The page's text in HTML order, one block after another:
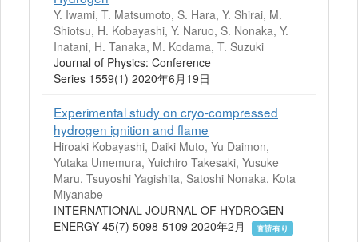
Y. Iwami, T. Matsumoto, S. Hara, Y. Shirai, M.
Shiotsu, H. Kobayashi, Y. Naruo, S. Nonaka, Y.
Inatani, H. Tanaka, M. Kodama, T. Suzuki
Journal of Physics: Conference
Series 1559(1) 2020年6月19日
Experimental study on cryo-compressed
hydrogen ignition and flame
Hiroaki Kobayashi, Daiki Muto, Yu Daimon,
Yutaka Umemura, Yuichiro Takesaki, Yusuke
Maru, Tsuyoshi Yagishita, Satoshi Nonaka, Kota
Miyanabe
INTERNATIONAL JOURNAL OF HYDROGEN
ENERGY 45(7) 5098-5109 2020年2月
査読有り